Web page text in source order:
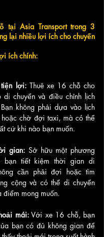
tại Asia Transport trong 3
lại nhiều lợi ích cho chuyến
ích chính:
tiện lợi: Thuê xe 16 chỗ cho
di chuyển và điều chỉnh lịch
không phải dựa vào lịch
chờ đợi taxi, mà có thể
cứ khi nào bạn muốn.
gian: Sở hữu một phương
bạn tiết kiệm thời gian di
cần phải đợi hoặc tìm
cộng và có thể di chuyển
mong muốn.
mái: Với xe 16 chỗ, bạn
bạn có đủ không gian để